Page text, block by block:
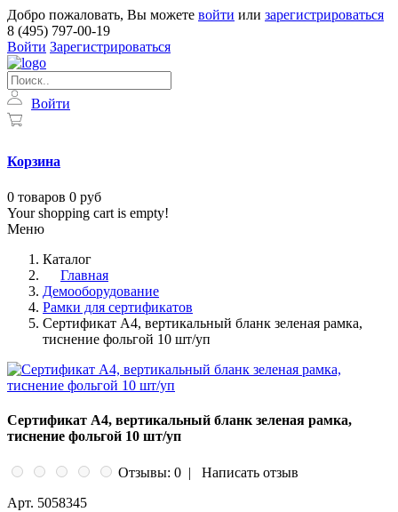
Добро пожаловать, Вы можете войти или зарегистрироваться
8 (495) 797-00-19
Войти Зарегистрироваться
Войти
Корзина
0 товаров 0 руб
Your shopping cart is empty!
Меню
Каталог
Главная
Демооборудование
Рамки для сертификатов
Сертификат А4, вертикальный бланк зеленая рамка,
тиснение фольгой 10 шт/уп
Сертификат А4, вертикальный бланк зеленая рамка,
тиснение фольгой 10 шт/уп
Отзывы: 0 |
Написать отзыв
Арт. 5058345